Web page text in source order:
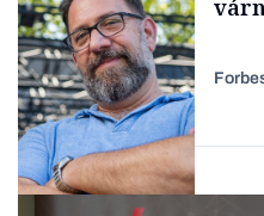
Forbes-sztori